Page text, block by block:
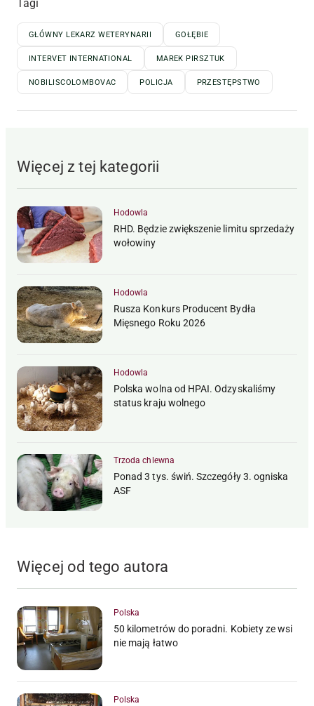
Tagi
GŁÓWNY LEKARZ WETERYNARII GOŁĘBIE
INTERVET INTERNATIONAL MAREK PIRSZTUK
NOBILISCOLOMBOVAC POLICJA PRZESTĘPSTWO
Więcej z tej kategorii
Hodowla
RHD. Będzie zwiększenie limitu sprzedaży
wołowiny
Hodowla
Rusza Konkurs Producent Bydła
Mięsnego Roku 2026
Hodowla
Polska wolna od HPAI. Odzyskaliśmy
status kraju wolnego
Trzoda chlewna
Ponad 3 tys. świń. Szczegóły 3. ogniska
ASF
Więcej od tego autora
Polska
50 kilometrów do poradni. Kobiety ze wsi
nie mają łatwo
Polska